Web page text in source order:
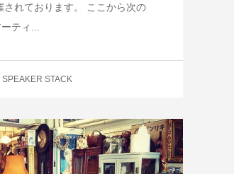
されております。 ここから次の
ティ...
SPEAKER STACK